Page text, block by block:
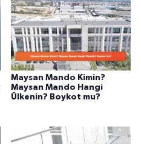
Maysan Mando Kimin?
Maysan Mando Hangi
Ülkenin? Boykot mu?